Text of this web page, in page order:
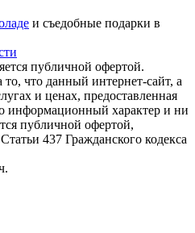
и съедобные подарки в
публичной офертой.
что данный интернет-сайт, а
и ценах, предоставленная
информационный характер и ни
публичной офертой,
437 Гражданского кодекса